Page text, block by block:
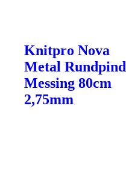
Knitpro Nova
Metal Rundpind
Messing 80cm
2,75mm